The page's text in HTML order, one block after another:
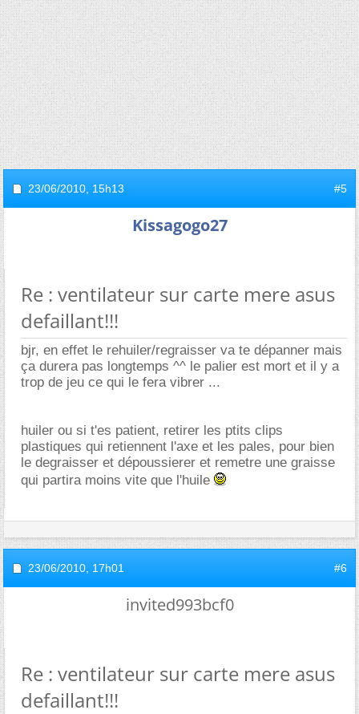
23/06/2010, 15h13 #5
Kissagogo27
Re : ventilateur sur carte mere asus
defaillant!!!
bjr, en effet le rehuiler/regraisser va te dépanner mais
ça durera pas longtemps ^^ le palier est mort et il y a
trop de jeu ce qui le fera vibrer ...
huiler ou si t'es patient, retirer les ptits clips
plastiques qui retiennent l'axe et les pales, pour bien
le degraisser et dépoussierer et remetre une graisse
qui partira moins vite que l'huile
23/06/2010, 17h01 #6
invited993bcf0
Re : ventilateur sur carte mere asus
defaillant!!!